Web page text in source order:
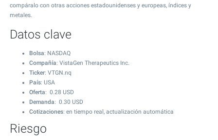
compáralo con otras acciones estadounidenses y europeas, índices y
metales.
Datos clave
Bolsa: NASDAQ
Compañía: VistaGen Therapeutics Inc.
Ticker: VTGN.nq
País: USA
Oferta: 0.28 USD
Demanda: 0.30 USD
Cotizaciones: en tiempo real, actualización automática
Riesgo